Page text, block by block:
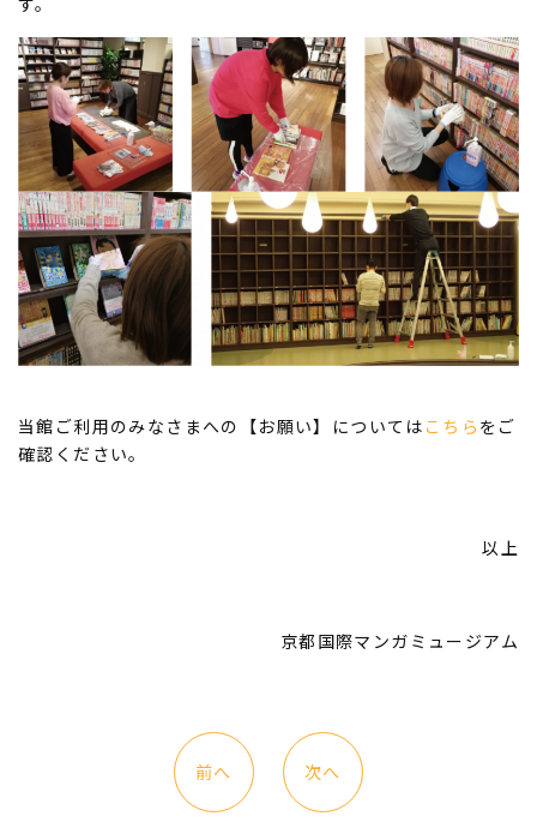
当館ご利用のみなさまへの【お願い】については こちら をご
確認ください。
以上
京都国際マンガミュージアム
前へ 次へ